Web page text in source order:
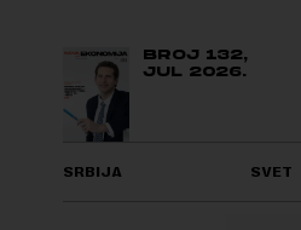
BROJ 132,
JUL 2026.
SRBIJA SVET